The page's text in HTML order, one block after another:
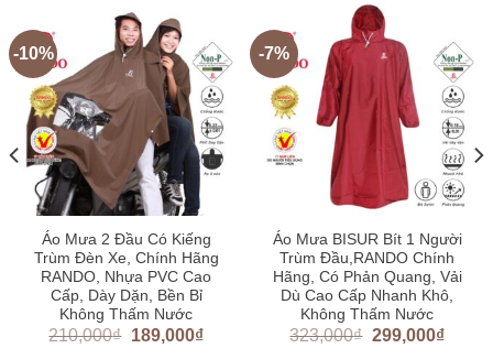
-10%
Áo Mưa 2 Đầu Có Kiếng
Trùm Đèn Xe, Chính Hãng
RANDO, Nhựa PVC Cao
Cấp, Dày Dặn, Bền Bỉ
Không Thấm Nước
210,000₫ 189,000₫
-7%
Áo Mưa BISUR Bít 1 Người
Trùm Đầu,RANDO Chính
Hãng, Có Phản Quang, Vải
Dù Cao Cấp Nhanh Khô,
Không Thấm Nước
323,000₫ 299,000₫